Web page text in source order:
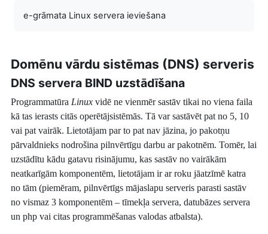
e-grāmata Linux servera ieviešana
Domēnu vārdu sistēmas (DNS) serveris
DNS servera BIND uzstādīšana
Programmatūra Linux vidē ne vienmēr sastāv tikai no viena faila
kā tas ierasts citās operētājsistēmās. Tā var sastāvēt pat no 5, 10
vai pat vairāk. Lietotājam par to pat nav jāzina, jo pakotņu
pārvaldnieks nodrošina pilnvērtīgu darbu ar pakotnēm. Tomēr, lai
uzstādītu kādu gatavu risinājumu, kas sastāv no vairākām
neatkarīgām komponentēm, lietotājam ir ar roku jāatzīmē katra
no tām (piemēram, pilnvērtīgs mājaslapu serveris parasti sastāv
no vismaz 3 komponentēm – tīmekļa servera, datubāzes servera
un php vai citas programmēšanas valodas atbalsta).